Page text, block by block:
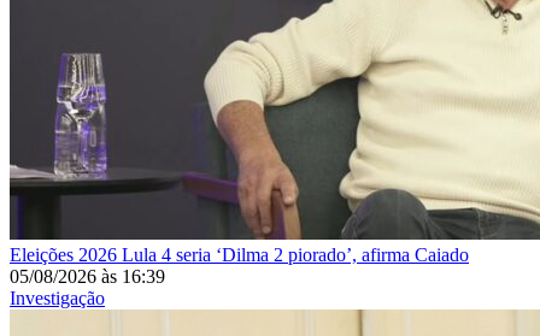
Eleições 2026 Lula 4 seria ‘Dilma 2 piorado’, afirma Caiado
05/08/2026 às 16:39
Investigação